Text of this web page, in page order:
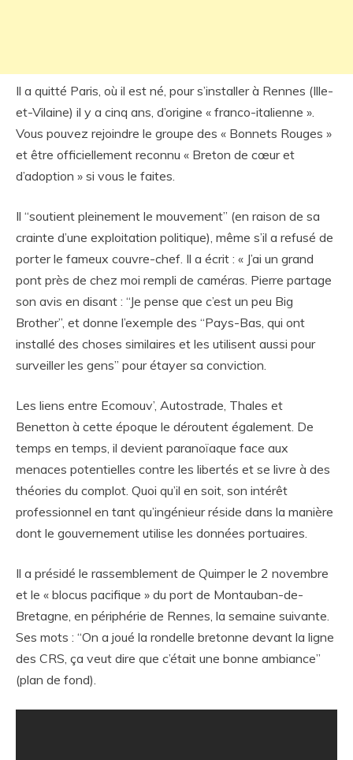
Il a quitté Paris, où il est né, pour s’installer à Rennes (Ille-
et-Vilaine) il y a cinq ans, d’origine « franco-italienne ».
Vous pouvez rejoindre le groupe des « Bonnets Rouges »
et être officiellement reconnu « Breton de cœur et
d’adoption » si vous le faites.
Il “soutient pleinement le mouvement” (en raison de sa
crainte d’une exploitation politique), même s’il a refusé de
porter le fameux couvre-chef. Il a écrit : « J’ai un grand
pont près de chez moi rempli de caméras. Pierre partage
son avis en disant : “Je pense que c’est un peu Big
Brother”, et donne l’exemple des “Pays-Bas, qui ont
installé des choses similaires et les utilisent aussi pour
surveiller les gens” pour étayer sa conviction.
Les liens entre Ecomouv’, Autostrade, Thales et
Benetton à cette époque le déroutent également. De
temps en temps, il devient paranoïaque face aux
menaces potentielles contre les libertés et se livre à des
théories du complot. Quoi qu’il en soit, son intérêt
professionnel en tant qu’ingénieur réside dans la manière
dont le gouvernement utilise les données portuaires.
Il a présidé le rassemblement de Quimper le 2 novembre
et le « blocus pacifique » du port de Montauban-de-
Bretagne, en périphérie de Rennes, la semaine suivante.
Ses mots : “On a joué la rondelle bretonne devant la ligne
des CRS, ça veut dire que c’était une bonne ambiance”
(plan de fond).